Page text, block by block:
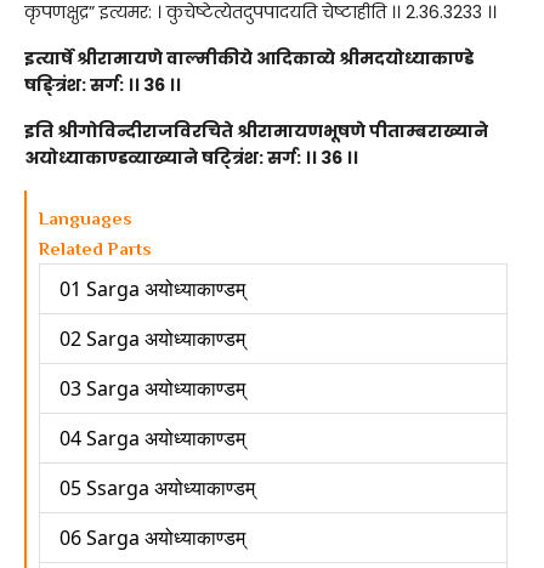
कृपणक्षुद्र” इत्यमर: । कुचेष्टेत्येतदुपपादयति चेष्टाहीति ।। 2.36.3233 ।।
इत्यार्षे श्रीरामायणे वाल्मीकीये आदिकाव्ये श्रीमदयोध्याकाण्डे
षङ्त्रिंश: सर्ग: ।। 36 ।।
इति श्रीगोविन्दीराजविरचिते श्रीरामायणभूषणे पीताम्बराख्याने
अयोध्याकाण्डव्याख्याने षट्त्रिंश: सर्ग: ।। 36 ।।
Languages
Related Parts
01 Sarga अयोध्याकाण्डम्
02 Sarga अयोध्याकाण्डम्
03 Sarga अयोध्याकाण्डम्
04 Sarga अयोध्याकाण्डम्
05 Ssarga अयोध्याकाण्डम्
06 Sarga अयोध्याकाण्डम्